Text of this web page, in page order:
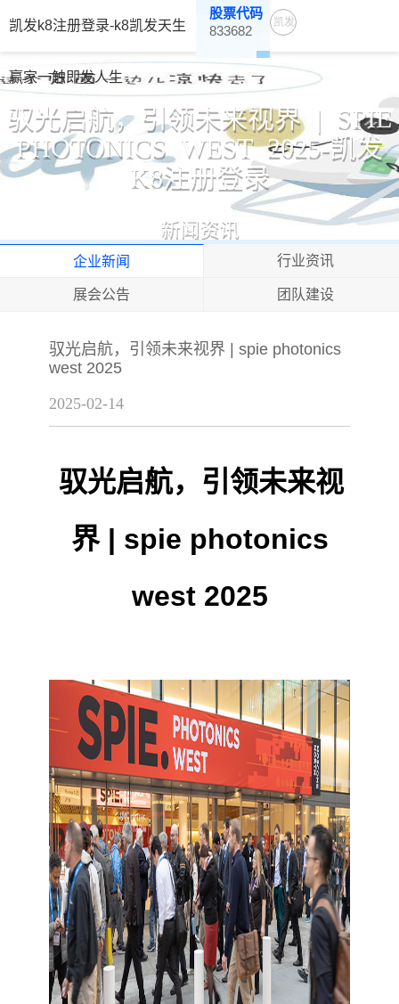
凯发k8注册登录-k8凯发天生
赢家一触即发人生
股票代码
833682
凯发
册登
K8凯
发天
家一
触即
驭光启航，引领未来视界 | SPIE
PHOTONICS WEST 2025-凯发
K8注册登录
新闻资讯
企业新闻 行业资讯
展会公告 团队建设
驭光启航，引领未来视界 | spie photonics
west 2025
2025-02-14
驭光启航，引领未来视
界 | spie photonics
west 2025